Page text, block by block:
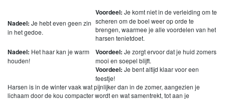
Nadeel: Je hebt even geen zin
in het gedoe.
Voordeel: Je komt niet in de verleiding om te
scheren om de boel weer op orde te
brengen, waarmee je alle voordelen van het
harsen tenietdoet.
Nadeel: Het haar kan je warm
houden!
Voordeel: Je zorgt ervoor dat je huid zomers
mooi en soepel blijft.
Voordeel: Je bent altijd klaar voor een
feestje!
Harsen is in de winter vaak wat pijnlijker dan in de zomer, aangezien je
lichaam door de kou compacter wordt en wat samentrekt, tot aan je